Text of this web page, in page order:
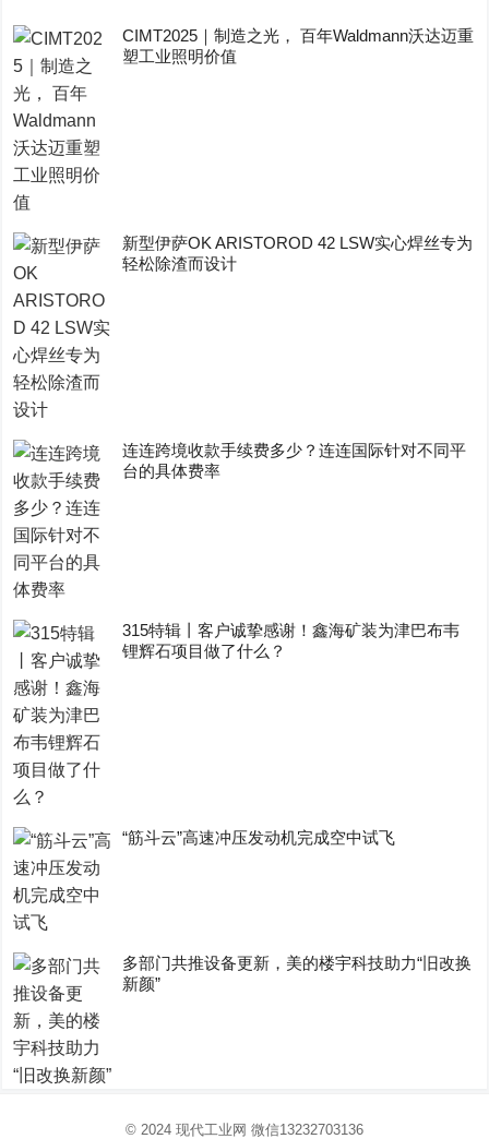
CIMT2025｜制造之光， 百年Waldmann沃达迈重
塑工业照明价值
新型伊萨OK ARISTOROD 42 LSW实心焊丝专为
轻松除渣而设计
连连跨境收款手续费多少？连连国际针对不同平
台的具体费率
315特辑丨客户诚挚感谢！鑫海矿装为津巴布韦
锂辉石项目做了什么？
“筋斗云”高速冲压发动机完成空中试飞
多部门共推设备更新，美的楼宇科技助力“旧改换
新颜”
© 2024 现代工业网 微信13232703136